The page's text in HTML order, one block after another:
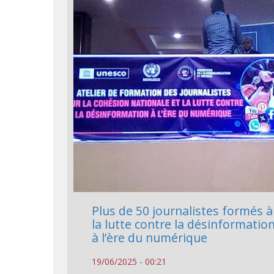
Plus de 50 journalistes formés à
la lutte contre la
à l’ère du numérique
19/06/2025 - 00:21